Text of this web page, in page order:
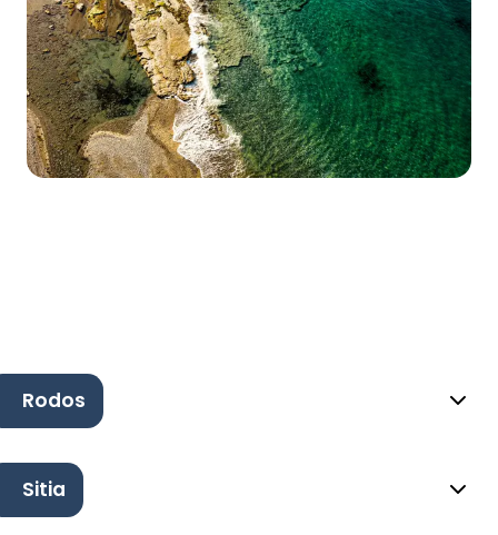
Rodos
Sitia